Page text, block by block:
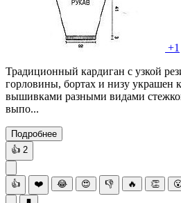
+1
Традиционный кардиган с узкой
горловины, бортах и низу
вышивками разными видами
выпо...
Подробнее
👍 2
👍 ❤️ 😂 😍 👎 🔥 👏